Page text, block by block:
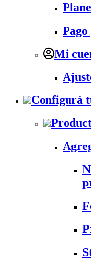
Mi
Configurá